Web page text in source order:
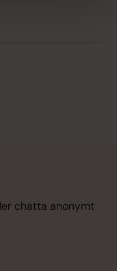
chatta anonymt